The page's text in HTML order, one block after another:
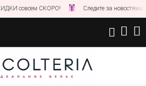
СКОРО! Следите за новостями на нашем